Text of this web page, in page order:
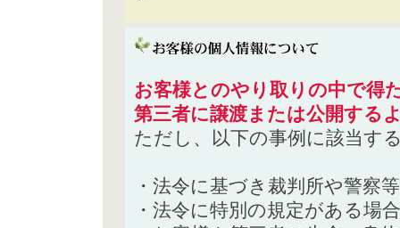
お客様とのやり取りの中で得
第三者に譲渡または公開する
ただし、以下の事例に該当す
・法令に基づき裁判所や警察
・法令に特別の規定がある場合